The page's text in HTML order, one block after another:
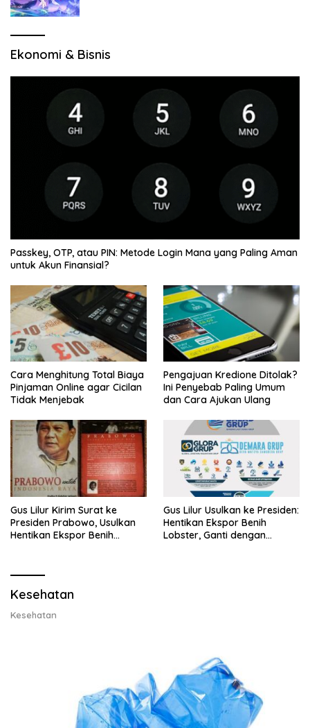
Ekonomi & Bisnis
Passkey, OTP, atau PIN: Metode Login Mana yang Paling Aman
untuk Akun Finansial?
Cara Menghitung Total Biaya
Pinjaman Online agar Cicilan
Tidak Menjebak
Pengajuan Kredione Ditolak?
Ini Penyebab Paling Umum
dan Cara Ajukan Ulang
Gus Lilur Kirim Surat ke
Presiden Prabowo, Usulkan
Hentikan Ekspor Benih
Gus Lilur Usulkan ke Presiden:
Hentikan Ekspor Benih
Lobster, Ganti dengan
Kesehatan
Kesehatan